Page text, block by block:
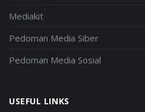
Mediakit
Pedoman Media Siber
Pedoman Media Sosial
USEFUL LINKS